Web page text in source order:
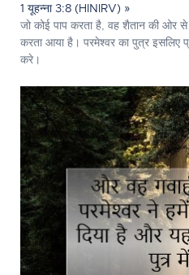
1 यूहन्ना 3:8 (HINIRV) »
जो कोई पाप करता है, वह शैतान की ओर
करता आया है। परमेश्‍वर का पुत्र इसलिए
करे।